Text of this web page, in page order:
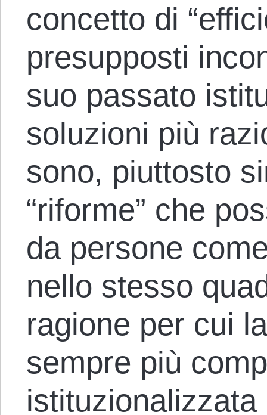
concetto di
presupposti
suo passato
soluzioni più
sono, piuttosto
“riforme” che
da persone
nello stesso
ragione per cui
sempre più